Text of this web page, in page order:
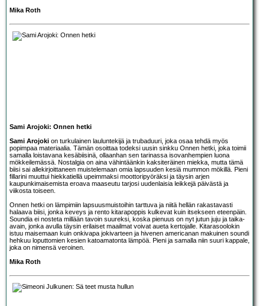
Mika Roth
Sami Arojoki: Onnen hetki
Sami Arojoki on turkulainen lauluntekijä ja trubaduuri, joka osaa tehdä myös
popimpaa materiaalia. Tämän osoittaa todeksi uusin sinkku Onnen hetki, joka toimii
samalla loistavana kesäbiisinä, ollaanhan sen tarinassa isovanhempien luona
mökkeilemässä. Nostalgia on aina vähintäänkin kaksiteräinen miekka, mutta tämä
biisi sai allekirjoittaneen muistelemaan omia lapsuuden kesiä mummon mökillä. Pieni
fillarini muuttui hiekkatiellä upeimmaksi moottoripyöräksi ja täysin arjen
kaupunkimaisemista eroava maaseutu tarjosi uudenlaisia leikkejä päivästä ja
viikosta toiseen.
Onnen hetki on lämpimiin lapsuusmuistoihin tarttuva ja niitä hellän rakastavasti
halaava biisi, jonka keveys ja rento kitarapoppis kulkevat kuin itsekseen eteenpäin.
Soundia ei nosteta millään tavoin suureksi, koska pienuus on nyt jutun juju ja taika-
avain, jonka avulla täysin erilaiset maailmat voivat aueta kertojalle. Kitarasoolokin
istuu maisemaan kuin onkivapa jokivarteen ja hivenen americanan makuinen soundi
hehkuu loputtomien kesien katoamatonta lämpöä. Pieni ja samalla niin suuri kappale,
joka on nimensä veroinen.
Mika Roth